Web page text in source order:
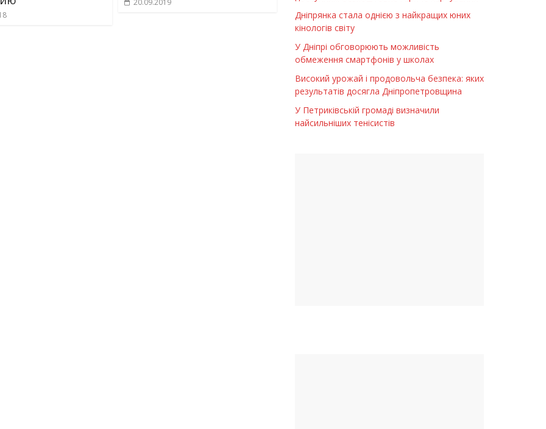
20.09.2019
Дніпрянка стала однією з найкращих юних
кінологів світу
У Дніпрі обговорюють можливість
обмеження смартфонів у школах
Високий урожай і продовольча безпека: яких
результатів досягла Дніпропетровщина
У Петриківській громаді визначили
найсильніших тенісистів